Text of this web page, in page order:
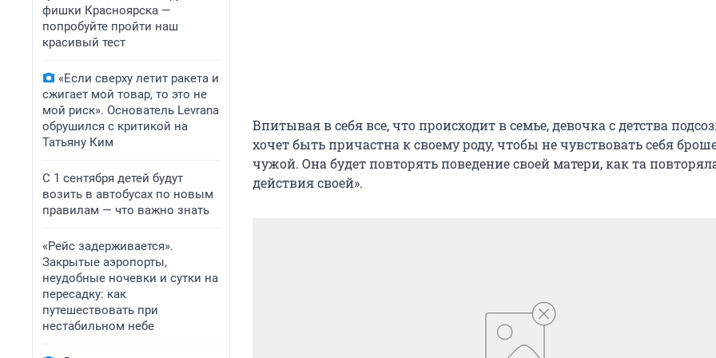
фишки Красноярска —
попробуйте пройти наш
красивый тест
«Если сверху летит ракета и
сжигает мой товар, то это не
мой риск». Основатель Levrana
обрушился с критикой на
Татьяну Ким
С 1 сентября детей будут
возить в автобусах по новым
правилам — что важно знать
«Рейс задерживается».
Закрытые аэропорты,
неудобные ночевки и сутки на
пересадку: как
путешествовать при
нестабильном небе
Впитывая в себя все, что происходит в семье, девочка с детства
хочет быть причастна к своему роду, чтобы не чувствовать себя
чужой. Она будет повторять поведение своей матери, как та
действия своей».